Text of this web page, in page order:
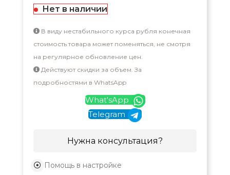
Нет в наличии
В виду нестабильного курса рубля конечная
стоимость товара может поменяться, не смотря
на регулярное обновление цен.
Действуют скидки за объем. За
подробностями в WhatsApp
What'sApp
Telegram
Нужна консультация?
Помощь в настройке